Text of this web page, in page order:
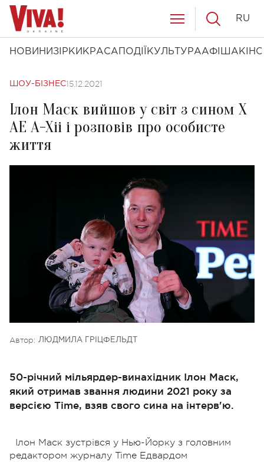
НОВИНИ ЗІРКИ КРАСА ПОДІЇ КУЛЬТУРААФІША КІНО
RU
ШОУ-БІЗНЕС15.12.2021
Ілон Маск вийшов у світ з сином X
AE A-Xii і розповів про особисте
життя
Автор: ЛЮДМИЛА ГРІЦФЕЛЬДТ
50-річний мільярдер-винахідник Ілон Маск,
який отримав звання людини 2021 року за
версією Time, взяв свого сина на інтерв'ю.
Ілон Маск зустрівся у Нью-Йорку з головним
редактором журналу Time Едвардом